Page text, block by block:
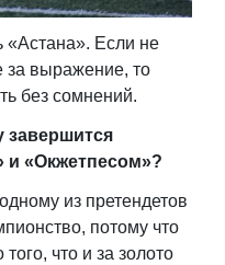
«Астана». Если не
за выражение, то
без сомнений.
завершится
и «Окжетпесом»?
из претендетов
потому что
что и за золото